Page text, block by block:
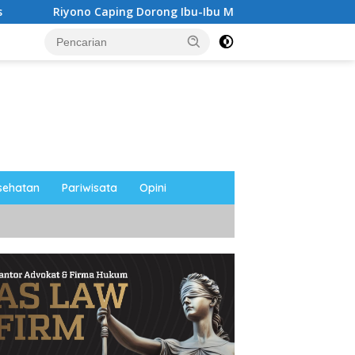
Dorong Ibu-Ibu Magetan Kembangkan Olahan Ikan,
Pariwisata Opini